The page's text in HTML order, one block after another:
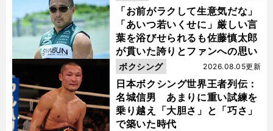
「お前がラクして生意気だな」
「あいつ若いくせに」厳しい言
葉を浴びせられるも佐藤慎太郎
が貫いた誇りとファンへの思い
日本ボクシング世界王者列伝：
名城信男 あまりに重い試練を
乗り越え「大胆さ」と「巧さ」
で築いた時代
2026.08.05更新
ボクシング